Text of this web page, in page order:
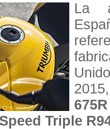
La
Triple